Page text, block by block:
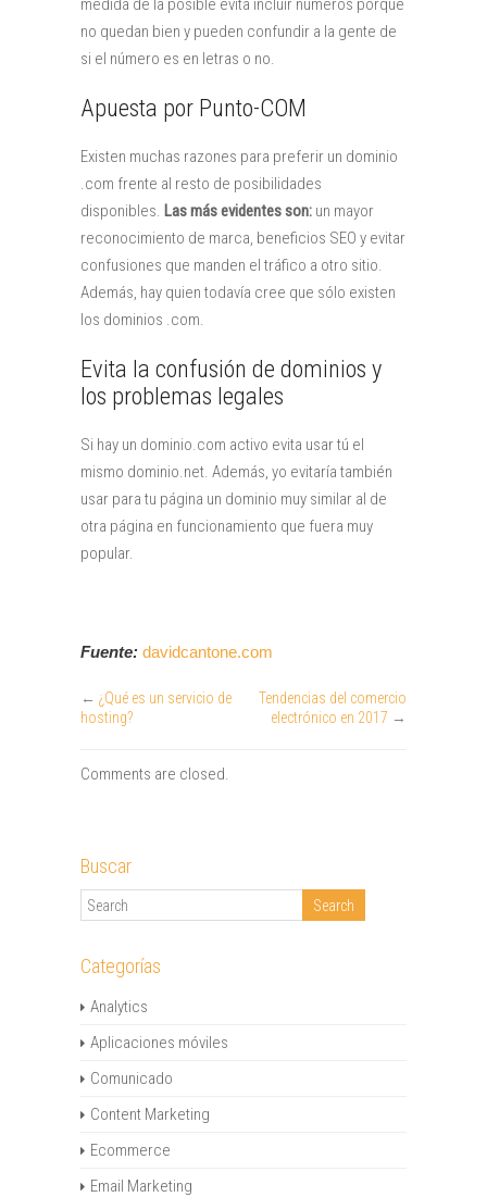
medida de la posible evita incluir números porque
no quedan bien y pueden confundir a la gente de
si el número es en letras o no.
Apuesta por Punto-COM
Existen muchas razones para preferir un dominio
.com frente al resto de posibilidades
disponibles. Las más evidentes son: un mayor
reconocimiento de marca, beneficios SEO y evitar
confusiones que manden el tráfico a otro sitio.
Además, hay quien todavía cree que sólo existen
los dominios .com.
Evita la confusión de dominios y
los problemas legales
Si hay un dominio.com activo evita usar tú el
mismo dominio.net. Además, yo evitaría también
usar para tu página un dominio muy similar al de
otra página en funcionamiento que fuera muy
popular.
Fuente: davidcantone.com
← ¿Qué es un servicio de
hosting?
Tendencias del comercio
electrónico en 2017 →
Comments are closed.
Buscar
Categorías
Analytics
Aplicaciones móviles
Comunicado
Content Marketing
Ecommerce
Email Marketing